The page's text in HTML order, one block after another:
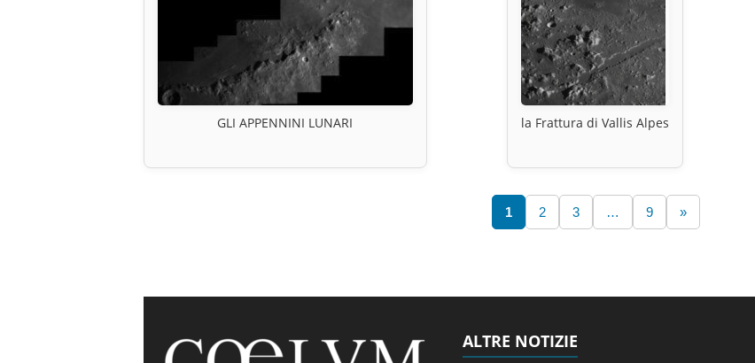
GLI APPENNINI LUNARI la Frattura di Vallis Alpes
1 2 3 … 9 »
ALTRE NOTIZIE